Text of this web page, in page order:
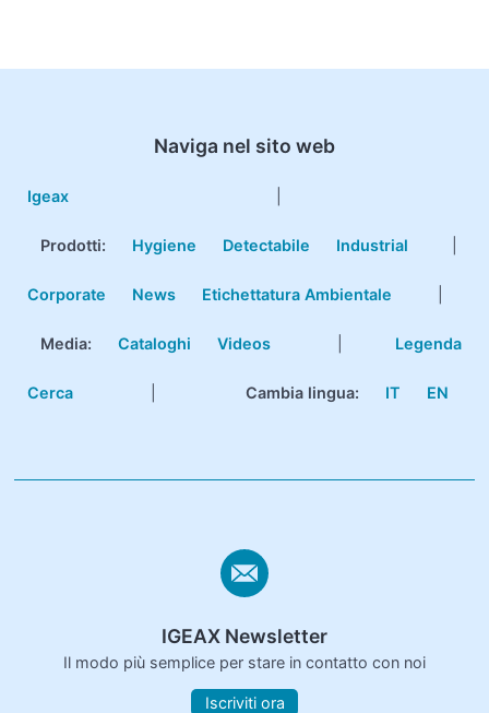
Naviga nel sito web
Igeax
Prodotti: Hygiene Detectabile Industrial
Corporate News Etichettatura Ambientale
Media: Cataloghi Videos Legenda
Cerca Cambia lingua: IT EN
IGEAX Newsletter
Il modo più semplice per stare in contatto con noi
Iscriviti ora